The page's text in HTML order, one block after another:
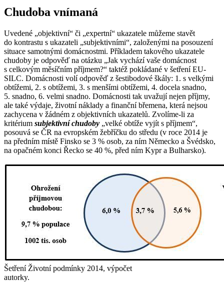
Chudoba vnímaná
Uvedené „objektivní“ či „expertní“ ukazatele můžeme stavět
do kontrastu s ukazateli „subjektivními“, založenými na posouzení
situace samotnými domácnostmi. Příkladem takového ukazatele
chudoby je odpověď na otázku „Jak vychází vaše domácnost
s celkovým měsíčním příjmem?“ taktéž pokládané v šetření EU-
SILC. Domácnosti volí odpověď z šestibodové škály: 1. s velkými
obtížemi, 2. s obtížemi, 3. s menšími obtížemi, 4. docela snadno,
5. snadno, 6. velmi snadno. Domácnosti tak uvažují nejen příjmy,
ale také výdaje, životní náklady a finanční břemena, která nejsou
zachycena v žádném z objektivních ukazatelů. Zvolíme-li za
kritérium subjektivní chudoby „velké obtíže vyjít s příjmem“,
posouvá se ČR na evropském žebříčku do středu (v roce 2014 je
na předním místě Finsko se 3 % osob, za ním Německo a Švédsko,
na opačném konci Řecko se 40 %, před ním Kypr a Bulharsko).
Šetření Životní podmínky 2014, výpočet
autorky.